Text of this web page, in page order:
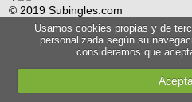
© 2019 Subingles.com
Usamos cookies propias y de
personalizada según su
consideramos que